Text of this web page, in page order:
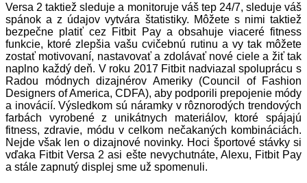
Versa 2 taktiež sleduje a monitoruje váš tep 24/7, sleduje váš
spánok a z údajov vytvára štatistiky. Môžete s nimi taktiež
bezpečne platiť cez Fitbit Pay a obsahuje viaceré fitness
funkcie, ktoré zlepšia vašu cvičebnú rutinu a vy tak môžete
zostať motivovaní, nastavovať a zdolávať nové ciele a žiť tak
naplno každý deň. V roku 2017 Fitbit nadviazal spoluprácu s
Radou módnych dizajnérov Ameriky (Council of Fashion
Designers of America, CDFA), aby podporili prepojenie módy
a inovácií. Výsledkom sú náramky v rôznorodých trendových
farbách vyrobené z unikátnych materiálov, ktoré spájajú
fitness, zdravie, módu v celkom nečakaných kombináciách.
Nejde však len o dizajnové novinky. Hoci športové stávky si
vďaka Fitbit Versa 2 asi ešte nevychutnáte, Alexu, Fitbit Pay
a stále zapnutý displej sme už spomenuli.